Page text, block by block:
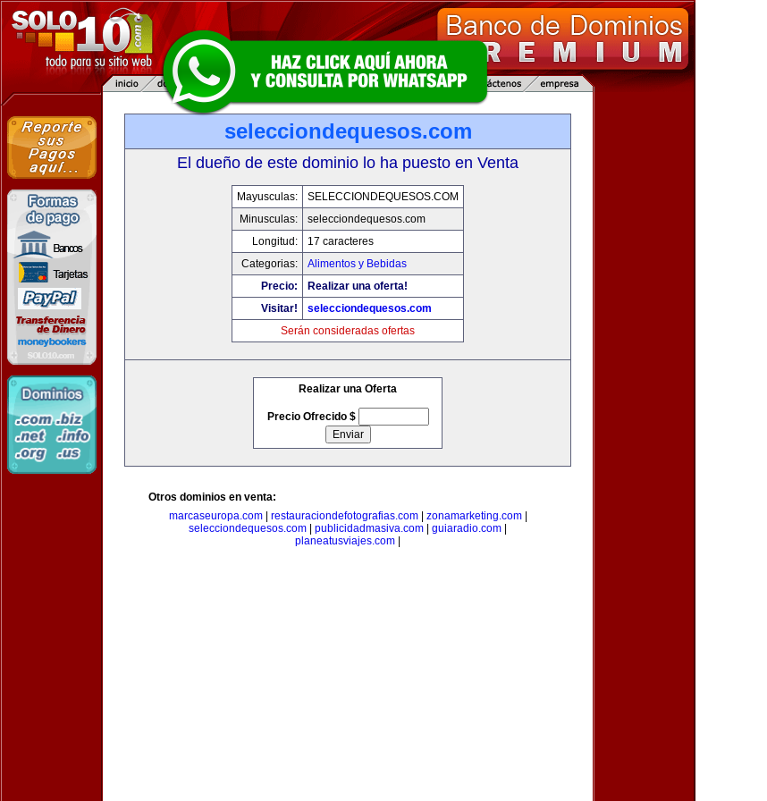
selecciondequesos.com
El dueño de este dominio lo ha puesto en Venta
Mayusculas:
SELECCIONDEQUESOS.COM
Minusculas:
selecciondequesos.com
Longitud:
17 caracteres
Categorias:
Alimentos y Bebidas
Precio:
Realizar una oferta!
Visitar!
selecciondequesos.com
Serán consideradas ofertas
Realizar una Oferta
Precio Ofrecido $
Otros dominios en venta:
marcaseuropa.com| restauraciondefotografias.com| zonamarketing.com|
selecciondequesos.com
publicidadmasiva.com guiaradio.com
planeatusviajes.com